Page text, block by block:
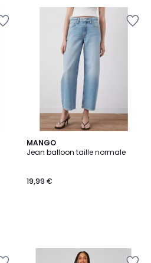
MANGO
Jean balloon taille normale
19,99 €